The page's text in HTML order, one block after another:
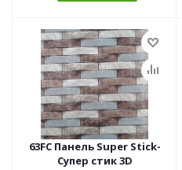
63FC Панель Super Stick-
Супер стик 3D